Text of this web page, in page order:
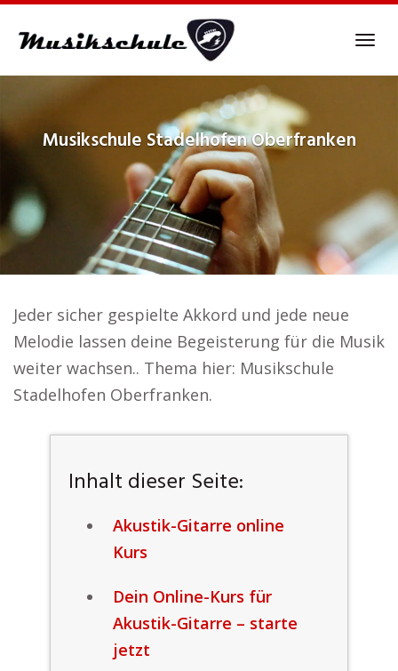
Musikschule Stadelhofen Oberfranken
Jeder sicher gespielte Akkord und jede neue
Melodie lassen deine Begeisterung für die Musik
weiter wachsen.. Thema hier: Musikschule
Stadelhofen Oberfranken.
Inhalt dieser Seite:
Akustik-Gitarre online
Kurs
Dein Online-Kurs für
Akustik-Gitarre – starte
jetzt